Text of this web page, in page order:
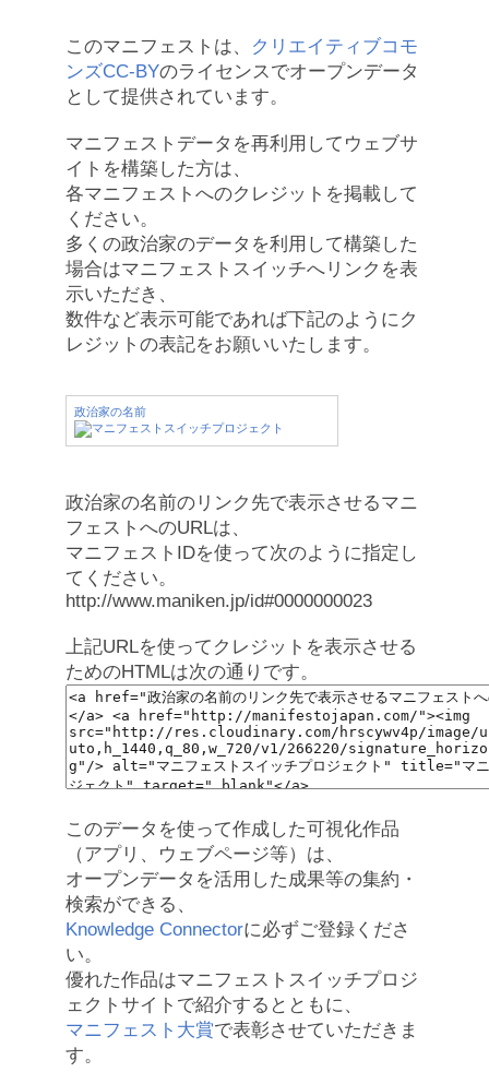
このマニフェストは、
クリエイティブコモ
ンズCC-BYのライセンスでオープンデータ
として提供されています。
マニフェストデータを再利用してウェブサ
イトを構築した方は、
各マニフェストへのクレジットを掲載して
ください。
多くの政治家のデータを利用して構築した
場合はマニフェストスイッチへリンクを表
示いただき、
数件など表示可能であれば下記のようにク
レジットの表記をお願いいたします。
政治家の名前
政治家の名前のリンク先で表示させるマニ
フェストへのURLは、
マニフェストIDを使って次のように指定し
てください。
http://www.maniken.jp/id#0000000023
上記URLを使ってクレジットを表示させる
ためのHTMLは次の通りです。
このデータを使って作成した可視化作品
（アプリ、ウェブページ等）は、
オープンデータを活用した成果等の集約・
検索ができる、
Knowledge Connectorに必ずご登録くださ
い。
優れた作品はマニフェストスイッチプロジ
ェクトサイトで紹介するとともに、
マニフェスト大賞で表彰させていただきま
す。